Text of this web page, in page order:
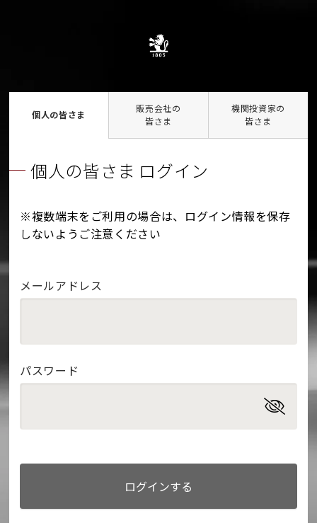
個人の皆さま
販売会社の
皆さま
機関投資家の
皆さま
個人の皆さま ログイン
※複数端末をご利用の場合は、ログイン情報を保存
しないようご注意ください
メールアドレス
パスワード
ログインする